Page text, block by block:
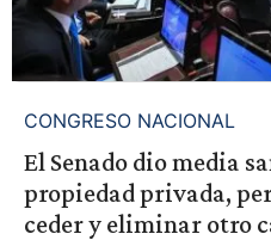
CONGRESO NACIONAL
El Senado dio media
propiedad privada,
ceder y eliminar otro